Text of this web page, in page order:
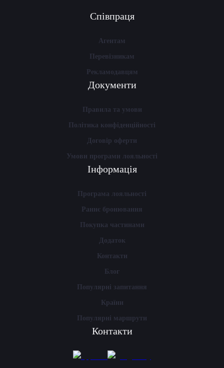
Співпраця
Агентам
Перевізникам
Рекламодавцям
Документи
Правила та умови
Політика конфіденційності
Договір оферти
Умови програми лояльності
Інформація
Програма лояльності
Раннє бронювання
Покупка частинами
Додаток
Контакти
Блог
Популярні запитання
Країни
Популярні маршрути
Контакти